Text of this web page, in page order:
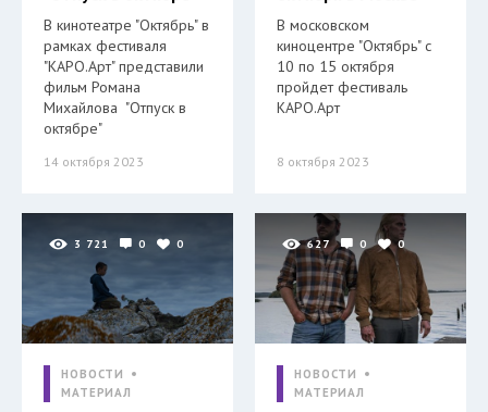
В кинотеатре "Октябрь" в
рамках фестиваля
"КАРО.Арт" представили
фильм Романа
Михайлова "Отпуск в
октябре"
14 октября 2023
В московском
киноцентре "Октябрь" с
10 по 15 октября
пройдет фестиваль
КАРО.Арт
8 октября 2023
3 721 0 0
НОВОСТИ
МАТЕРИАЛ
627 0 0
НОВОСТИ
МАТЕРИАЛ